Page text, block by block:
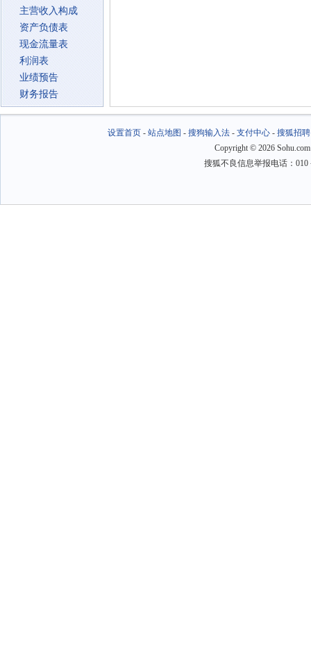
主营收入构成
资产负债表
现金流量表
利润表
业绩预告
财务报告
设置首页- 站点地图 - 搜狗输入法- 支付中心- 搜狐招聘
Copyright © 2026
搜狐不良信息举报电话：010